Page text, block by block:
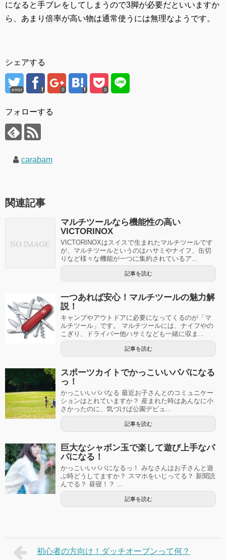
になると手ブレをしてしまうので3脚が必要だといいますか
ら、あまり倍率が高い物は通常使うには無理なようです。
シェアする
error 0 0
フォローする
carabam
関連記事
マルチツールなら機能性の高い
VICTORINOX
VICTORINOXはスイスで生まれたマルチツールです
が、マルチツールというのはハサミやナイフ、缶切
りなど様々な機能が一つに集約されているア...
記事を読む
一つあれば安心！マルチツールの魅力解
説！
キャンプやアウトドアに必要になってくるのが「マ
ルチツール」です。 マルチツールには、ナイフやの
こぎり、ドライバー他ハサミなども一緒に収ま...
記事を読む
スポーツカイトでかっこいいパパになる
っ！
かっこいいパパなる 最近お子さんとのコミュニケー
ションはとれていますか？ 産まれた時はあんなに小
さかったのに、気づけば公園デビュ...
記事を読む
巨大なシャボン玉で楽して遊び上手なパ
パになる！
かっこいいパパになるっ！ みなさんはお子さんと遊
ぶ時どうしてますか？ スマホをいじってる？ 新聞読
んでる？ 昼寝！？ ...
記事を読む
初心者の方向け！ダッチオーブンって何？